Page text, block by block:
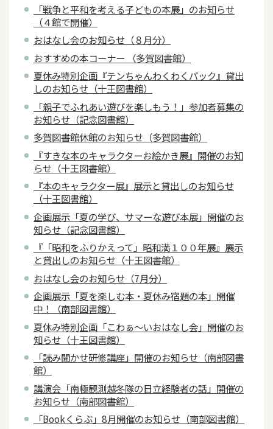
「戦争と平和を考える子どもの本展」のお知らせ
（４館で開催）
おはなし会のお知らせ（８月分）
おすすめの本コーナー （多賀図書館）
夏休み特別企画『テンちゃんわくわくパック』貸出
しのお知らせ（十王図書館）
「親子でふれあい遊びを楽しもう！」参加者募集の
お知らせ（記念図書館）
多賀図書館休館のお知らせ（多賀図書館）
『すきな本のキャラクターお絵かき展』開催のお知
らせ（十王図書館）
『本のキャラクター展』展示と貸出しのお知らせ
（十王図書館）
企画展示「夏の学び、サマーな遊び本展」開催のお
知らせ（記念図書館）
『「昭和をふりかえって」昭和満１００年展』展示
と貸出しのお知らせ（十王図書館）
おはなし会のお知らせ（7月分）
企画展示「夏を楽しむ本・夏休み宿題の本」開催
中！（南部図書館）
夏休み特別企画「こわぁ～いおはなし会」開催のお
知らせ（十王図書館）
「読み聞かせ研修講座」開催のお知らせ（南部図書
館）
講演会「南極観測越冬隊の日立経験者の話」開催の
お知らせ（南部図書館）
「Bookくらぶ」8月開催のお知らせ（南部図書館）